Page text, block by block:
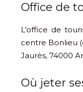
Office de
L’office de
centre Bonlieu
Jaurès, 74000
Où jeter